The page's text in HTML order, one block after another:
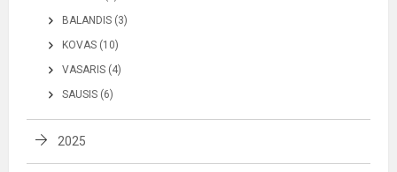
BALANDIS (3)
KOVAS (10)
VASARIS (4)
SAUSIS (6)
2025